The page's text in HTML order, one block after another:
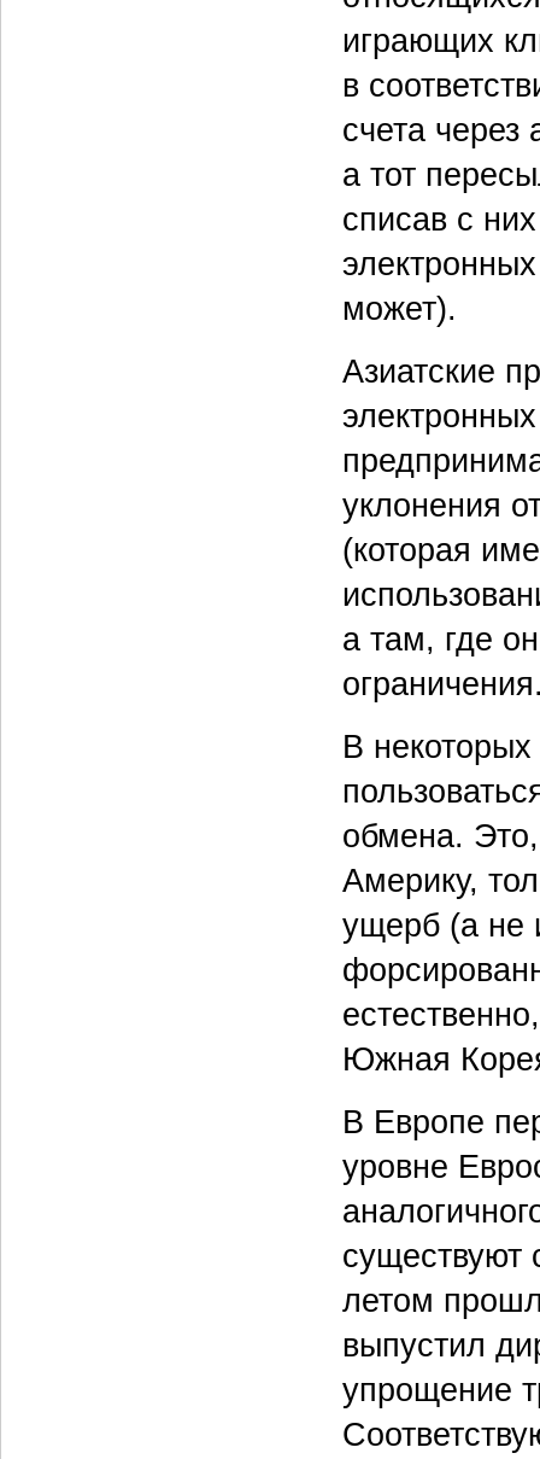
играющих
в
счета через
а тот
списав с
может).
Азиатские
уклонения
(которая
а там, где
В
обмена.
Америку,
ущерб (а не
Южная
В Европе
уровне
существуют
летом
выпустил
упрощение